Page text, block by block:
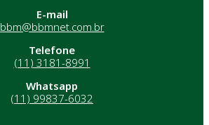
E-mail
bbm@bbmnet.com.br
Telefone
(11) 3181-8991
Whatsapp
(11) 99837-6032